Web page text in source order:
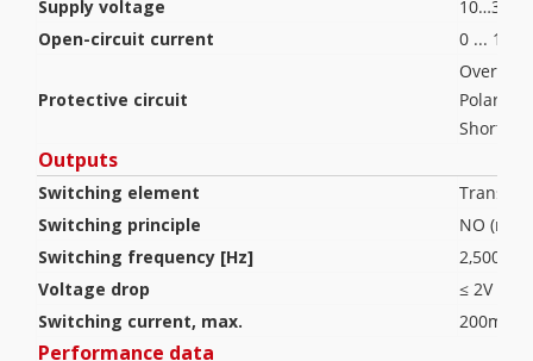
Supply voltage
10…30
Open-circuit current
0 ... 10
Protective circuit
Polarity
Short
Outputs
Switching element
Switching principle
NO
Switching frequency [Hz]
2,500
Voltage drop
≤ 2V
Switching current, max.
200mA
Performance data